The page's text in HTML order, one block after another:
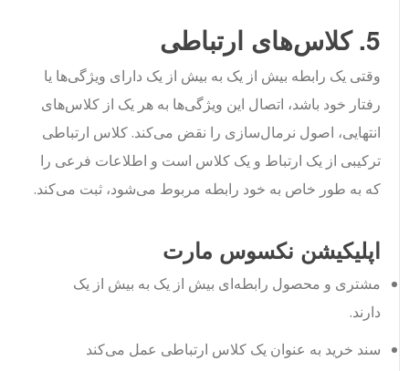
5. کلاس‌های ارتباطی
وقتی یک رابطه بیش از یک به بیش از یک دارای ویژگی‌ها یا
رفتار خود باشد، اتصال این ویژگی‌ها به هر یک از کلاس‌های
انتهایی، اصول نرمال‌سازی را نقض می‌کند. کلاس ارتباطی
ترکیبی از یک ارتباط و یک کلاس است و اطلاعات فرعی را
که به طور خاص به خود رابطه مربوط می‌شود، ثبت می‌کند.
اپلیکیشن نکسوس مارت
مشتریو محصولرابطه‌ای بیش از یک به بیش از یک
دارند.
سند خرید به عنوان یک کلاس ارتباطی عمل می‌کند